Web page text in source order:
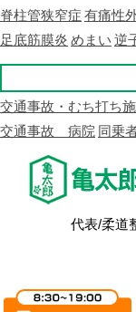
脊柱管狭窄症 有痛性
足底筋膜炎 めまい 逆
交通事故・むち打ち
交通事故 病院 同乗
代表/柔道